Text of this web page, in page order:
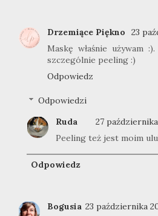
Drzemiące Piękno
23
Maskę właśnie używam
szczególnie peeling :)
Odpowiedz
Odpowiedzi
Ruda
27 października
Peeling też jest moim
Odpowiedz
Bogusia 23 października